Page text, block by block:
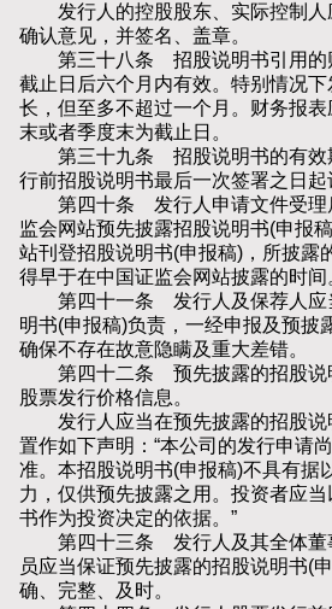
发行人的控股股东、实际控制人
确认意见，并签名、盖章。
第三十八条 招股说明书引用的
截止日后六个月内有效。特别情况
长，但至多不超过一个月。财务报
末或者季度末为截止日。
第三十九条 招股说明书的有效
行前招股说明书最后一次签署之日起
第四十条 发行人申请文件受理
监会网站预先披露招股说明书(申报
站刊登招股说明书(申报稿)，所披露
得早于在中国证监会网站披露的时间
第四十一条 发行人及保荐人应
明书(申报稿)负责，一经申报及预披
确保不存在故意隐瞒及重大差错。
第四十二条 预先披露的招股说
股票发行价格信息。
发行人应当在预先披露的招股说
置作如下声明：“本公司的发行申请
准。本招股说明书(申报稿)不具有据
力，仅供预先披露之用。投资者应
书作为投资决定的依据。”
第四十三条 发行人及其全体董
员应当保证预先披露的招股说明书(
确、完整、及时。